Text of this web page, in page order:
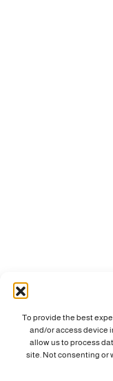
To provide the best
and/or access device
allow us to process
site. Not consenting or